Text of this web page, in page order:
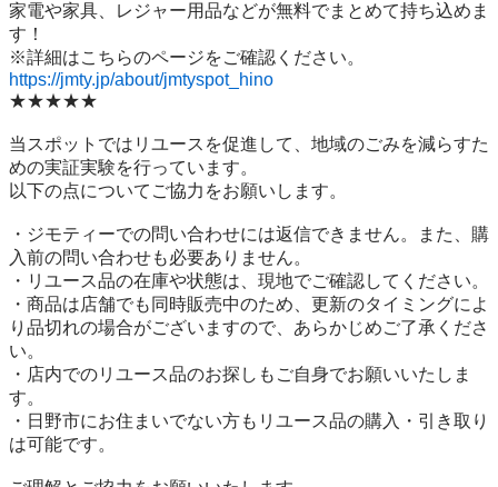
家電や家具、レジャー用品などが無料でまとめて持ち込めま
す！
https://jmty.jp/about/jmtyspot_hino
★★★★★
当スポットではリユースを促進して、地域のごみを減らすた
めの実証実験を行っています。
以下の点についてご協力をお願いします。
・ジモティーでの問い合わせには返信できません。また、購
入前の問い合わせも必要ありません。
・リユース品の在庫や状態は、現地でご確認してください。
・商品は店舗でも同時販売中のため、更新のタイミングによ
り品切れの場合がございますので、あらかじめご了承くださ
い。
・店内でのリユース品のお探しもご自身でお願いいたしま
す。
・日野市にお住まいでない方もリユース品の購入・引き取り
は可能です。